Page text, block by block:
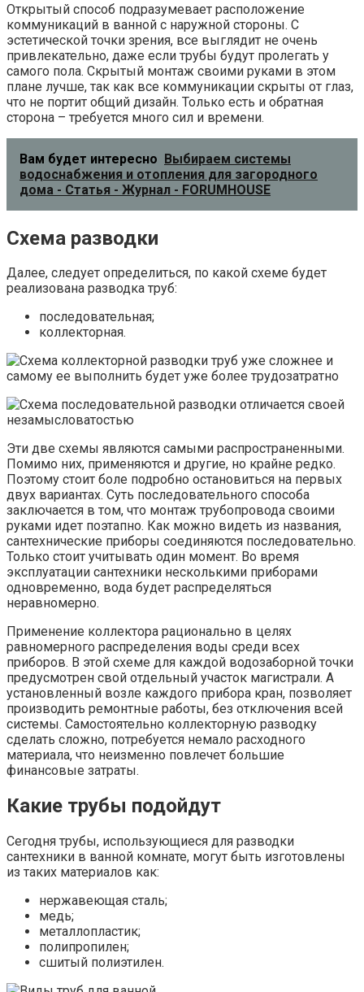
Открытый способ подразумевает расположение
коммуникаций в ванной с наружной стороны. С
эстетической точки зрения, все выглядит не очень
привлекательно, даже если трубы будут пролегать у
самого пола. Скрытый монтаж своими руками в этом
плане лучше, так как все коммуникации скрыты от глаз,
что не портит общий дизайн. Только есть и обратная
сторона – требуется много сил и времени.
Вам будет интересно Выбираем системы
водоснабжения и отопления для загородного
дома - Статья - Журнал - FORUMHOUSE
Схема разводки
Далее, следует определиться, по какой схеме будет
реализована разводка труб:
последовательная;
коллекторная.
Эти две схемы являются самыми распространенными.
Помимо них, применяются и другие, но крайне редко.
Поэтому стоит боле подробно остановиться на первых
двух вариантах. Суть последовательного способа
заключается в том, что монтаж трубопровода своими
руками идет поэтапно. Как можно видеть из названия,
сантехнические приборы соединяются последовательно.
Только стоит учитывать один момент. Во время
эксплуатации сантехники несколькими приборами
одновременно, вода будет распределяться
неравномерно.
Применение коллектора рационально в целях
равномерного распределения воды среди всех
приборов. В этой схеме для каждой водозаборной точки
предусмотрен свой отдельный участок магистрали. А
установленный возле каждого прибора кран, позволяет
производить ремонтные работы, без отключения всей
системы. Самостоятельно коллекторную разводку
сделать сложно, потребуется немало расходного
материала, что неизменно повлечет большие
финансовые затраты.
Какие трубы подойдут
Сегодня трубы, использующиеся для разводки
сантехники в ванной комнате, могут быть изготовлены
из таких материалов как:
нержавеющая сталь;
медь;
металлопластик;
полипропилен;
сшитый полиэтилен.